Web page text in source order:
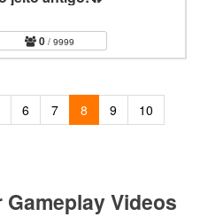
0 / 9999
6 7 8 9
10
Videos